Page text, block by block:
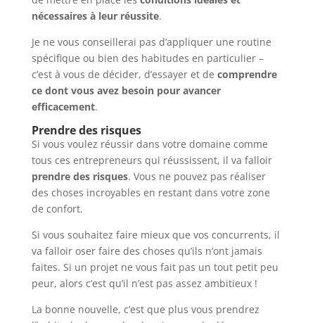
nécessaires à leur réussite.
Je ne vous conseillerai pas d’appliquer une routine
spécifique ou bien des habitudes en particulier –
c’est à vous de décider, d’essayer et de comprendre
ce dont vous avez besoin pour avancer
efficacement.
Prendre des risques
Si vous voulez réussir dans votre domaine comme
tous ces entrepreneurs qui réussissent, il va falloir
prendre des risques. Vous ne pouvez pas réaliser
des choses incroyables en restant dans votre zone
de confort.
Si vous souhaitez faire mieux que vos concurrents, il
va falloir oser faire des choses qu’ils n’ont jamais
faites. Si un projet ne vous fait pas un tout petit peu
peur, alors c’est qu’il n’est pas assez ambitieux !
La bonne nouvelle, c’est que plus vous prendrez